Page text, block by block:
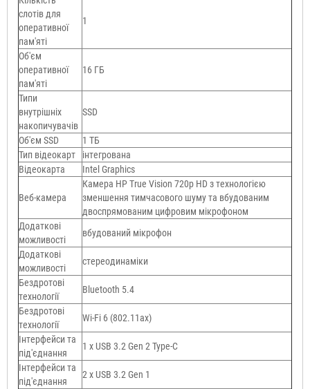
слотів для
оперативної
пам'яті
1
Об'єм
оперативної
пам'яті
16 ГБ
Типи
внутрішніх
накопичувачів
SSD
Об'єм SSD
1 ТБ
Тип відеокарт
інтегрована
Відеокарта
Intel Graphics
Веб-камера
Камера HP True Vision 720p HD з технологією
зменшення тимчасового шуму та вбудованим
двоспрямованим цифровим мікрофоном
Додаткові
можливості
вбудований мікрофон
Додаткові
можливості
стереодинаміки
Бездротові
технології
Bluetooth 5.4
Бездротові
технології
Wi-Fi 6 (802.11aх)
Інтерфейси та
під'єднання
1 x USB 3.2 Gen 2 Type-C
Інтерфейси та
під'єднання
2 x USB 3.2 Gen 1